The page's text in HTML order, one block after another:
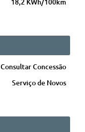
18,2 KWh/100km
Consultar Concessão
Serviço de Novos